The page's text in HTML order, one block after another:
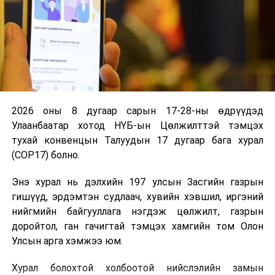
“Эрдэнэс Тавантолгой” ХК нь 2013 оноос Өмнөговь
аймгийн харьяат оюутнуудад тэтгэлэг олгож эхэлсэн
бол 2019 оны хичээлийн жилээс тэтгэлэгт
байна. Энэ хугацаанд нийт 436 оюутанд сургалтын
төлбөрийн дэмжлэг үзүүлээд байна.
Мөн энэ үеэр “Эрдэнэс Тавантолгой” ХК-ийн
Геолги, уул уурхайн сургуулийн захирал, доктор,
профессор Л.Пүрэв нар “Хамтран ажиллах гэрээ”-нд
гарын үсэг зурлаа. Уг гэрээний дагуу
“Эрдэнэс Тавантолгой” ХК-аас нийгмийн
хариуцлагын хүрээнд ШУТИС-ийн Геологи, уул
уурхайн сургуульд “Чулуулгийн физик бутлалтын
2026 оны 8 дугаар сарын 17-28-ны өдрүүдэд
Улаанбаатар хотод НҮБ-ын Цөлжилттэй тэмцэх
тухай конвенцын Талуудын 17 дугаар бага хурал
(COP17) болно.
Энэ хурал нь дэлхийн 197 улсын Засгийн газрын
гишүүд, эрдэмтэн судлаач, хувийн хэвшил, иргэний
нийгмийн байгууллага нэгдэж цөлжилт, газрын
доройтол, ган гачигтай тэмцэх хамгийн том Олон
Улсын арга хэмжээ юм.
Хурал болохтой холбоотой нийслэлийн замын